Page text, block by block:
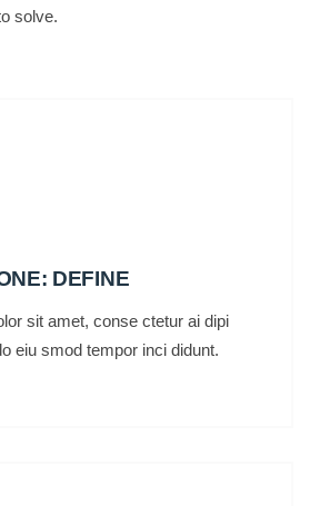
solve.
DEFINE
sit amet, conse ctetur ai dipi
eiu smod tempor inci didunt.